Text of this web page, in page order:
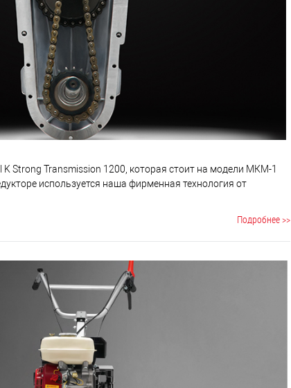
Strong Transmission 1200, которая стоит на модели МКМ-1
используется наша фирменная технология от
или контроля уровня смазочного материала. Смазка
Подробнее >>